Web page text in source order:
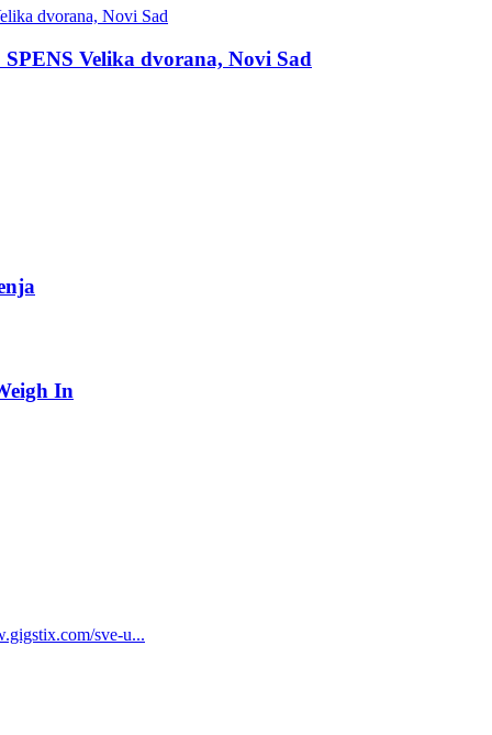
Velika dvorana, Novi Sad
In
sve-u...